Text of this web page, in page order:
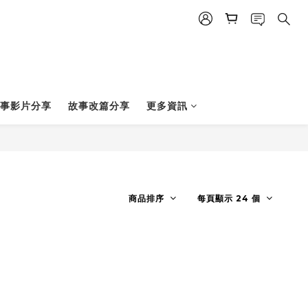
影片分享 故事改篇分享 更多資訊
商品排序 每頁顯示 24 個